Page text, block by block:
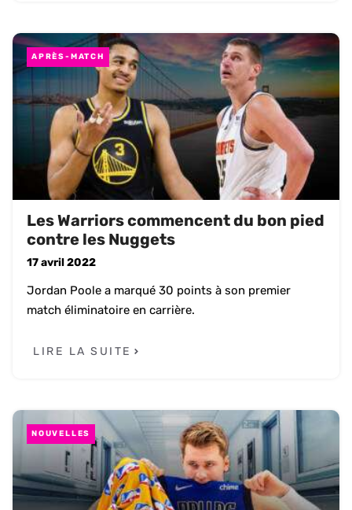
APRÈS-MATCH
Les Warriors commencent du bon pied
contre les Nuggets
17 avril 2022
Jordan Poole a marqué 30 points à son premier
match éliminatoire en carrière.
LIRE LA SUITE
NOUVELLES